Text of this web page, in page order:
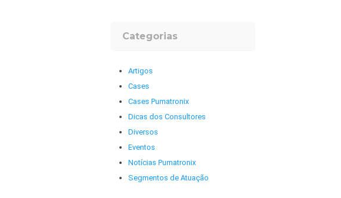
Categorias
Artigos
Cases
Cases Pumatronix
Dicas dos Consultores
Diversos
Eventos
Notícias Pumatronix
Segmentos de Atuação